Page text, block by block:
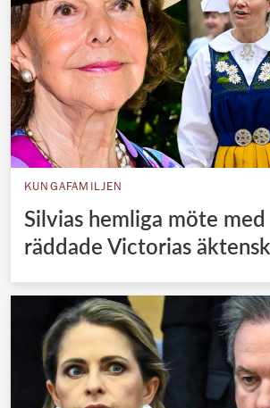
KUNGAFAMILJEN
Silvias hemliga möte
räddade Victorias